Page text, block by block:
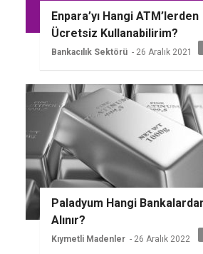
Enpara’yı Hangi ATM’lerden
Ücretsiz Kullanabilirim?
Bankacılık Sektörü - 26 Aralık 2021
Paladyum Hangi
Alınır?
Kıymetli Madenler - 26 Aralık 2022